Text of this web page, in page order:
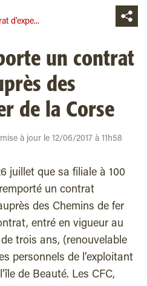
d’expe...
un contrat
des
de la Corse
à jour le 12/06/2017 à 11h58
juillet que sa filiale à 100
un contrat
des Chemins de fer
entré en vigueur au
trois ans, (renouvelable
personnels de l’exploitant
de Beauté. Les CFC,